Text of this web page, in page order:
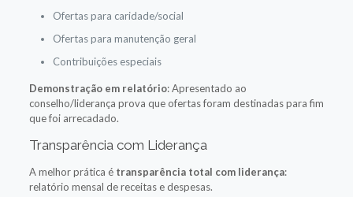
Ofertas para caridade/social
Ofertas para manutenção geral
Contribuições especiais
Demonstração em relatório: Apresentado ao
conselho/liderança prova que ofertas foram destinadas para fim
que foi arrecadado.
Transparência com Liderança
A melhor prática é transparência total com liderança:
relatório mensal de receitas e despesas.